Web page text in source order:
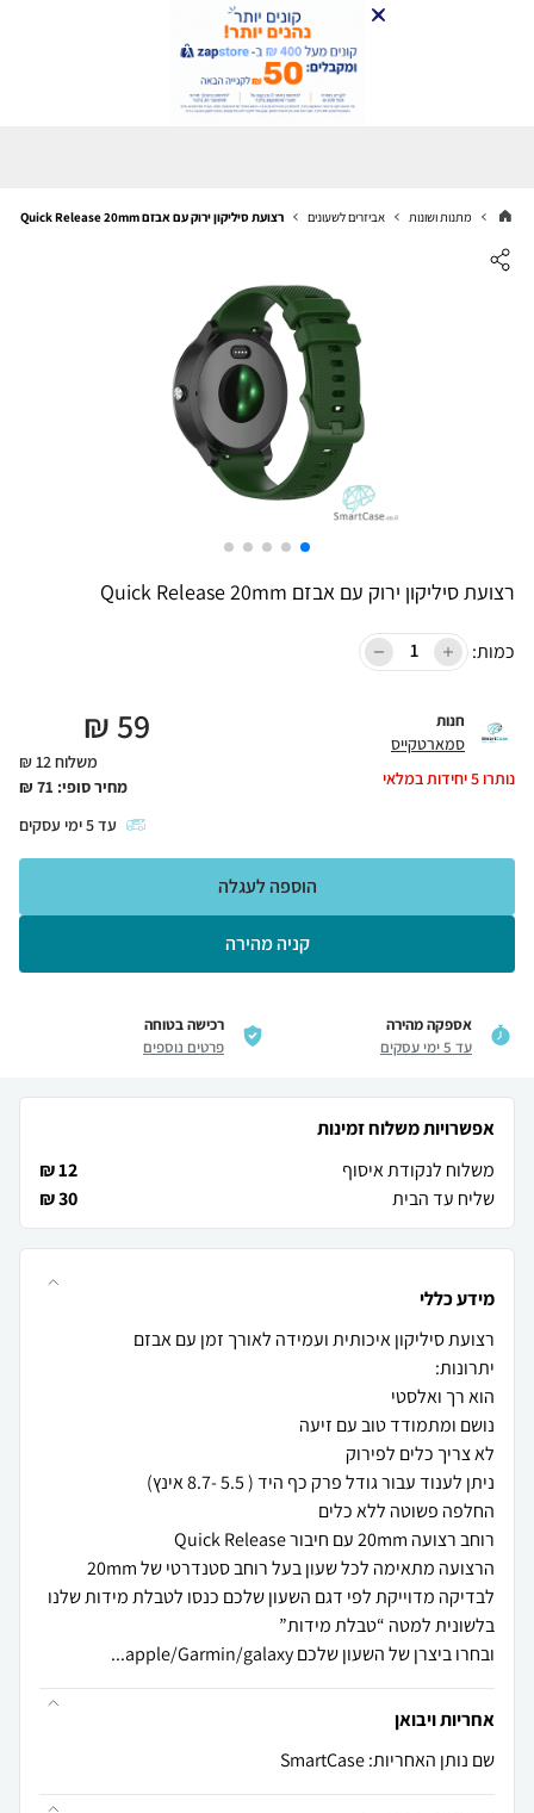
מתנות ושונות אביזרים לשעונים רצועת סיליקון ירוק עם אבזם Quick Release 20mm
רצועת סיליקון ירוק עם אבזם Quick Release 20mm
כמות:
חנות
סמארטקייס
נותרו5יחידות במלאי
59
₪
משלוח 12 ₪
מחיר סופי: 71
₪
עד5ימי עסקים
קניה מהירה
הוספה לעגלה
אספקה מהירה
עד 5 ימי עסקים
רכישה בטוחה
פרטים נוספים
אפשרויות משלוח זמינות
משלוח לנקודת איסוף
12 ₪
שליח עד הבית
30 ₪
מידע כללי
ובחרו ביצרן של השעון שלכם apple/Garmin/galaxy...
אחריות ויבואן
שם נותן האחריות: SmartCase